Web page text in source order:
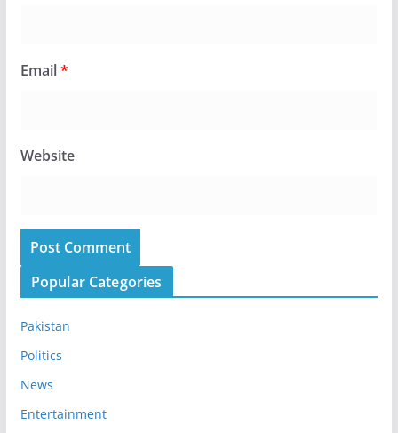
Email*
Website
Popular Categories
Pakistan
Politics
News
Entertainment